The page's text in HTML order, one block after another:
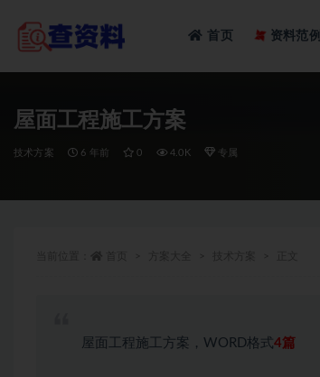
首页 资料范例
屋面工程施工方案
技术方案 6 年前 0 4.0K 专属
屋面工程施工方案，WORD格式4篇